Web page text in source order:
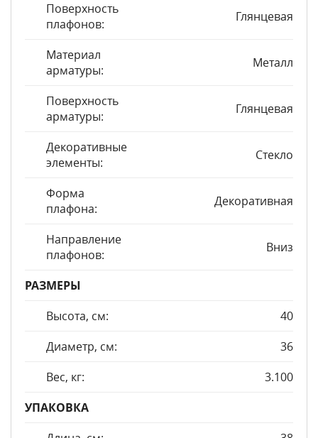
Поверхность
плафонов:
Глянцевая
Материал
арматуры:
Металл
Поверхность
арматуры:
Глянцевая
Декоративные
элементы:
Стекло
Форма
плафона:
Декоративная
Направление
плафонов:
Вниз
РАЗМЕРЫ
Высота, см:
40
Диаметр, см:
36
Вес, кг:
3.100
УПАКОВКА